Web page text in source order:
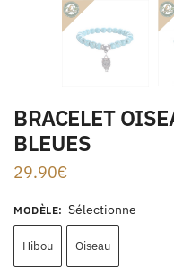
BRACELET
BLEUES
29.90€
MODÈLE: Sélectionne
Hibou Oiseau